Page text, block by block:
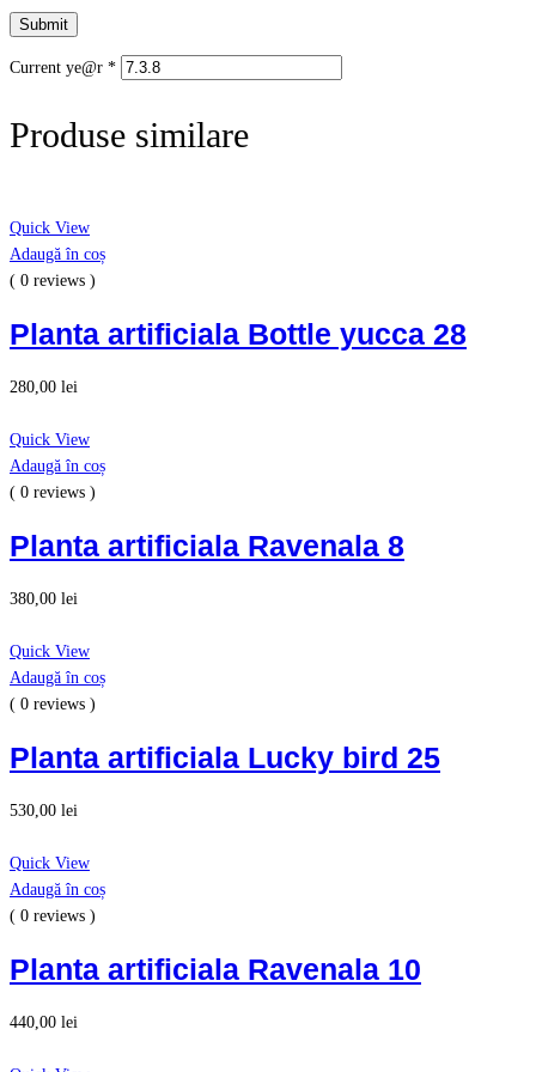
Current ye@r *
Produse similare
Quick View
Adaugă în coș
( 0 reviews )
Planta artificiala Bottle yucca 28
280,00 lei
Quick View
Adaugă în coș
( 0 reviews )
Planta artificiala Ravenala 8
380,00 lei
Quick View
Adaugă în coș
( 0 reviews )
Planta artificiala Lucky bird 25
530,00 lei
Quick View
Adaugă în coș
( 0 reviews )
Planta artificiala Ravenala 10
440,00 lei